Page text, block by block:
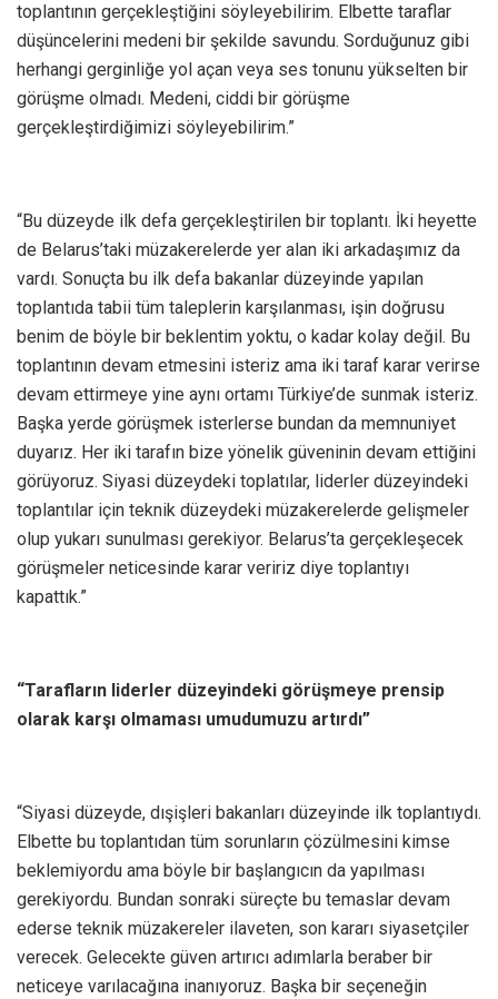
toplantının gerçekleştiğini söyleyebilirim. Elbette taraflar
düşüncelerini medeni bir şekilde savundu. Sorduğunuz gibi
herhangi gerginliğe yol açan veya ses tonunu yükselten bir
görüşme olmadı. Medeni, ciddi bir görüşme
gerçekleştirdiğimizi söyleyebilirim.”
“Bu düzeyde ilk defa gerçekleştirilen bir toplantı. İki heyette
de Belarus’taki müzakerelerde yer alan iki arkadaşımız da
vardı. Sonuçta bu ilk defa bakanlar düzeyinde yapılan
toplantıda tabii tüm taleplerin karşılanması, işin doğrusu
benim de böyle bir beklentim yoktu, o kadar kolay değil. Bu
toplantının devam etmesini isteriz ama iki taraf karar verirse
devam ettirmeye yine aynı ortamı Türkiye’de sunmak isteriz.
Başka yerde görüşmek isterlerse bundan da memnuniyet
duyarız. Her iki tarafın bize yönelik güveninin devam ettiğini
görüyoruz. Siyasi düzeydeki toplatılar, liderler düzeyindeki
toplantılar için teknik düzeydeki müzakerelerde gelişmeler
olup yukarı sunulması gerekiyor. Belarus’ta gerçekleşecek
görüşmeler neticesinde karar veririz diye toplantıyı
kapattık.”
“Tarafların liderler düzeyindeki görüşmeye prensip
olarak karşı olmaması umudumuzu artırdı”
“Siyasi düzeyde, dışişleri bakanları düzeyinde ilk toplantıydı.
Elbette bu toplantıdan tüm sorunların çözülmesini kimse
beklemiyordu ama böyle bir başlangıcın da yapılması
gerekiyordu. Bundan sonraki süreçte bu temaslar devam
ederse teknik müzakereler ilaveten, son kararı siyasetçiler
verecek. Gelecekte güven artırıcı adımlarla beraber bir
neticeye varılacağına inanıyoruz. Başka bir seçeneğin